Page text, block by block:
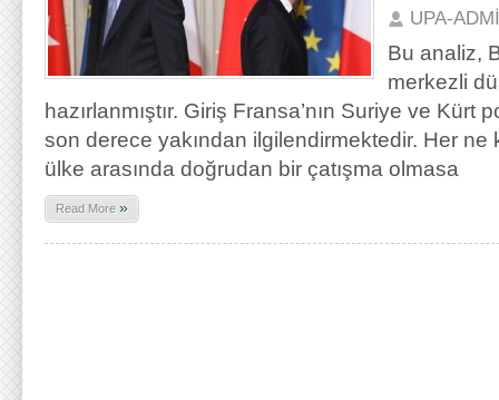
UPA-
Bu analiz,
merkezli
hazırlanmıştır. Giriş Fransa’nın Suriye ve Kürt
son derece yakından ilgilendirmektedir. Her
ülke arasında doğrudan bir çatışma olmasa
Read More »